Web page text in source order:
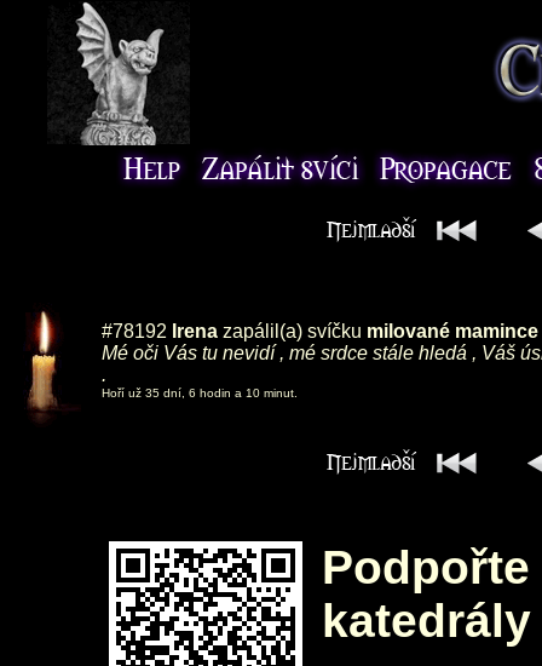
#78192 Irena zapálil(a) svíčku milované
Mé oči Vás tu nevidí , mé srdce stále hledá , Váš
.
Hoří už 35 dní, 6 hodin a 10 minut.
katedrály